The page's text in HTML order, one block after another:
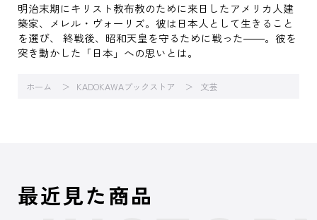
明治末期にキリスト教布教のために来日したアメリカ人建
築家、メレル・ヴォーリズ。彼は日本人として生きること
を選び、 終戦後、昭和天皇を守るために戦った――。彼を
突き動かした「日本」への思いとは。
ホーム KADOKAWAブックストア 文芸
最近見た商品